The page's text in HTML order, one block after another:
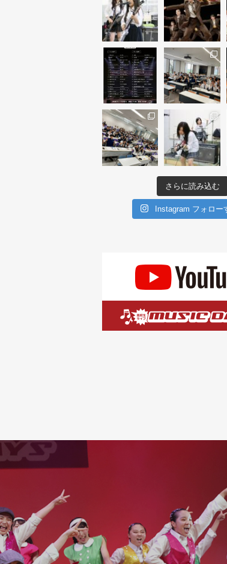
さらに読み込む
Instagram フォロ